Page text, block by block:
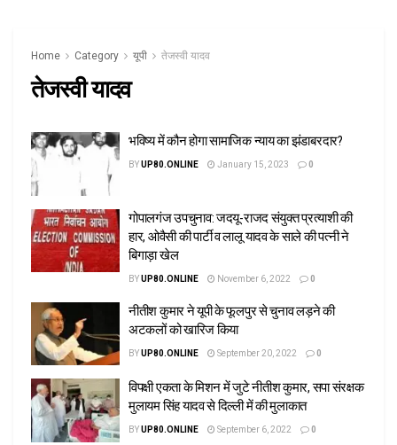
Home Category यूपी तेजस्वी यादव
तेजस्वी यादव
भविष्य में कौन होगा सामाजिक न्याय का झंडाबरदार?
BYUP80.ONLINE January 15, 2023 0
गोपालगंज उपचुनाव: जदयू-राजद संयुक्त प्रत्याशी की
हार, ओवैसी की पार्टी व लालू यादव के साले की पत्नी ने
बिगाड़ा खेल
BYUP80.ONLINE November 6, 2022 0
नीतीश कुमार ने यूपी के फूलपुर से चुनाव लड़ने की
अटकलों को खारिज किया
BYUP80.ONLINE September 20, 2022 0
विपक्षी एकता के मिशन में जुटे नीतीश कुमार, सपा संरक्षक
मुलायम सिंह यादव से दिल्ली में की मुलाकात
BYUP80.ONLINE September 6, 2022 0